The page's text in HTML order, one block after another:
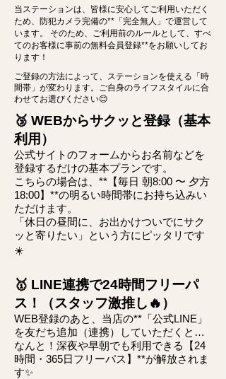
当ステーションは、皆様に安心してご利用いただく
ため、防犯カメラ完備の**「完全無人」で運営して
います。 そのため、ご利用前のルールとして、すべ
てのお客様に事前の無料会員登録**をお願いしてお
ります！
ご登録の方法によって、ステーションを使える「時
間帯」が変わります。ご自身のライフスタイルに合
わせてお選びください😊
🥉 WEBからサクッと登録（基本
利用）
公式サイトのフォームからお名前などを
登録するだけの基本プランです。
こちらの場合は、**【毎日 朝8:00 〜 夕方
18:00】**の明るい時間帯にお持ち込みい
ただけます。
「休日の昼間に、お出かけついでにサク
ッと寄りたい」という方にピッタリです
☀️
🥇 LINE連携で24時間フリーパ
ス！（スタッフ激推し🔥）
WEB登録のあと、当店の**「公式LINE」
を友だち追加（連携）していただくと…
なんと！深夜や早朝でも利用できる【24
時間・365日フリーパス】**が解放されま
す✨